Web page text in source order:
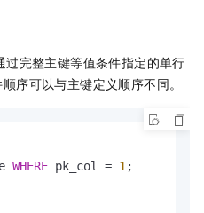
完整主键等值条件指定的单行
序可以与主键定义顺序不同。
WHERE pk_col = 1 ;